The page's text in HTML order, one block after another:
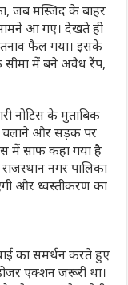
जब मस्जिद के बाहर
आ गए। देखते ही
फैल गया। इसके
सीमा में बने अवैध रैंप,
नोटिस के मुताबिक
चलाने और सड़क पर
में साफ कहा गया है
नगर पालिका
और ध्वस्तीकरण का
का समर्थन करते हुए
एक्शन जरूरी था।